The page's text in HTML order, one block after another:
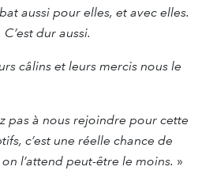
aussi pour elles, et avec elles.
C’est dur aussi.
câlins et leurs mercis nous le
pas à nous rejoindre pour cette
c’est une réelle chance de
l’attend peut-être le moins. »